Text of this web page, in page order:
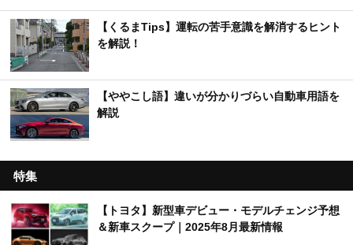
【くるまTips】運転の苦手意識を解消するヒント
を解説！
【ややこし語】違いが分かりづらい自動車用語を
解説
特集
【トヨタ】新型車デビュー・モデルチェンジ予想
＆新車スクープ｜2025年8月最新情報